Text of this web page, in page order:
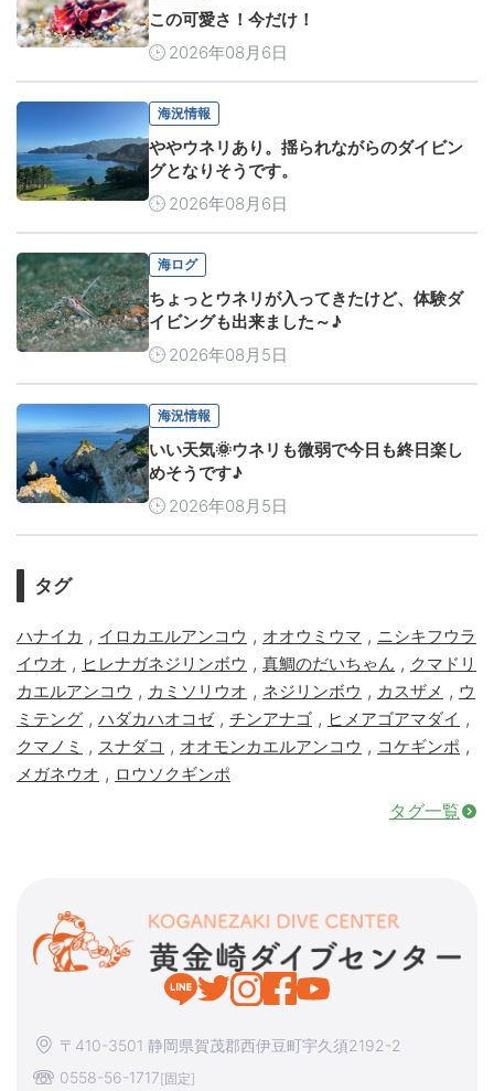
この可愛さ！今だけ！
2026年08月6日
海況情報
ややウネリあり。揺られながらのダイビン
グとなりそうです。
2026年08月6日
海ログ
ちょっとウネリが入ってきたけど、体験ダ
イビングも出来ました～♪
2026年08月5日
海況情報
いい天気🌞ウネリも微弱で今日も終日楽し
めそうです♪
2026年08月5日
タグ
ハナイカ , イロカエルアンコウ , オオウミウマ , ニシキフウラ
イウオ , ヒレナガネジリンボウ , 真鯛のだいちゃん , クマドリ
カエルアンコウ , カミソリウオ , ネジリンボウ , カスザメ , ウ
ミテング , ハダカハオコゼ, チンアナゴ , ヒメアゴアマダイ ,
クマノミ , スナダコ , オオモンカエルアンコウ , コケギンポ ,
メガネウオ , ロウソクギンポ
タグ一覧
〒410-3501 静岡県賀茂郡西伊豆町宇久須2192-2
0558-56-1717[固定]